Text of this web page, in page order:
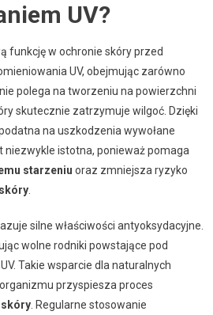
UV?
funkcję w ochronie skóry przed
UV, obejmując zarówno
polega na tworzeniu na powierzchni
skutecznie zatrzymuje wilgoć. Dzięki
na uszkodzenia wywołane
niezwykle istotna, ponieważ pomaga
starzeniu oraz zmniejsza ryzyko
.
silne właściwości antyoksydacyjne.
wolne rodniki powstające pod
Takie wsparcie dla naturalnych
przyspiesza proces
. Regularne stosowanie